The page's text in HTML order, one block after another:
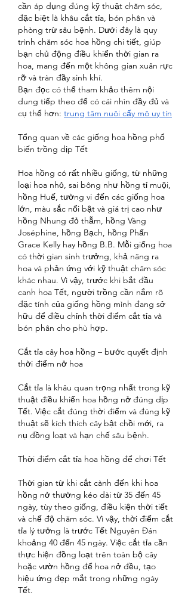
cần áp dụng đúng kỹ thuật chăm sóc,
đặc biệt là khâu cắt tỉa, bón phân và
phòng trừ sâu bệnh. Dưới đây là quy
trình chăm sóc hoa hồng chi tiết, giúp
bạn chủ động điều khiển thời gian ra
hoa, mang đến một không gian xuân rực
rỡ và tràn đầy sinh khí.
Bạn đọc có thể tham khảo thêm nội
dung tiếp theo để có cái nhìn đầy đủ và
cụ thể hơn: trung tâm nuôi cấy mô uy tín
Tổng quan về các giống hoa hồng phổ
biến trồng dịp Tết
Hoa hồng có rất nhiều giống, từ những
loại hoa nhỏ, sai bông như hồng tỉ muội,
hồng Huế, tường vi đến các giống hoa
lớn, màu sắc nổi bật và giá trị cao như
hồng Nhung đỏ thẫm, hồng Vàng
Joséphine, hồng Bạch, hồng Phấn
Grace Kelly hay hồng B.B. Mỗi giống hoa
có thời gian sinh trưởng, khả năng ra
hoa và phản ứng với kỹ thuật chăm sóc
khác nhau. Vì vậy, trước khi bắt đầu
canh hoa Tết, người trồng cần nắm rõ
đặc tính của giống hồng mình đang sở
hữu để điều chỉnh thời điểm cắt tỉa và
bón phân cho phù hợp.
Cắt tỉa cây hoa hồng – bước quyết định
thời điểm nở hoa
Cắt tỉa là khâu quan trọng nhất trong kỹ
thuật điều khiển hoa hồng nở đúng dịp
Tết. Việc cắt đúng thời điểm và đúng kỹ
thuật sẽ kích thích cây bật chồi mới, ra
nụ đồng loạt và hạn chế sâu bệnh.
Thời điểm cắt tỉa hoa hồng để chơi Tết
Thời gian từ khi cắt cành đến khi hoa
hồng nở thường kéo dài từ 35 đến 45
ngày, tùy theo giống, điều kiện thời tiết
và chế độ chăm sóc. Vì vậy, thời điểm cắt
tỉa lý tưởng là trước Tết Nguyên Đán
khoảng 40 đến 45 ngày. Việc cắt tỉa cần
thực hiện đồng loạt trên toàn bộ cây
hoặc vườn hồng để hoa nở đều, tạo
hiệu ứng đẹp mắt trong những ngày
Tết.